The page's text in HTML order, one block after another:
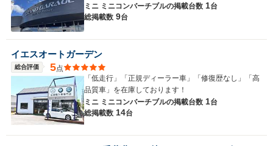
ミニ ミニコンバーチブルの掲載台数 1台
総掲載数 9台
イエスオートガーデン
総合評価 5点
「低走行」「正規ディーラー車」「修復歴なし」「高
品質車」を在庫しております！
ミニ ミニコンバーチブルの掲載台数 1台
総掲載数 14台